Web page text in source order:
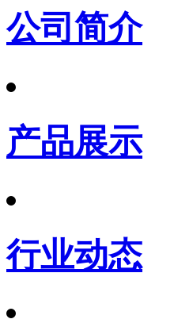
公司简介
产品展示
行业动态